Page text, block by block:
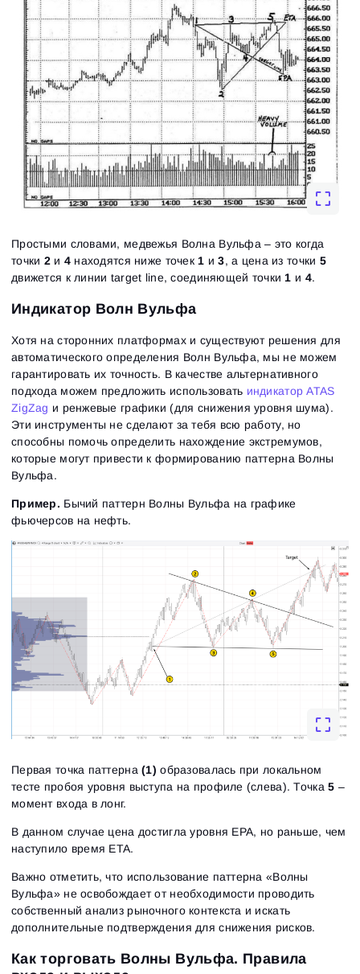
Простыми словами, медвежья Волна Вульфа – это когда
точки 2и 4 находятся ниже точек1 и3, а цена из точки 5
движется к линии target line, соединяющей точки1 и 4.
Индикатор Волн Вульфа
Хотя на сторонних платформах и существуют решения для
автоматического определения Волн Вульфа, мы не можем
гарантировать их точность. В качестве альтернативного
подхода можем предложить использовать индикатор ATAS
ZigZag и ренжевые графики (для снижения уровня шума).
Эти инструменты не сделают за тебя всю работу, но
способны помочь определить нахождение экстремумов,
которые могут привести к формированию паттерна Волны
Вульфа.
Пример. Бычий паттерн Волны Вульфа на графике
фьючерсов на нефть.
Первая точка паттерна(1) образовалась при локальном
тесте пробоя уровня выступа на профиле (слева). Точка5 –
момент входа в лонг.
В данном случае цена достигла уровня EPA, но раньше, чем
наступило время ETA.
Важно отметить, что использование паттерна «Волны
Вульфа‎» не освобождает от необходимости проводить
собственный анализ рыночного контекста и искать
дополнительные подтверждения для снижения рисков.
Как торговать Волны Вульфа. Правила